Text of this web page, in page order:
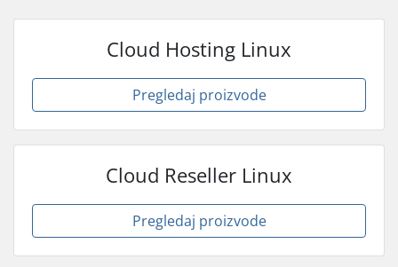
Cloud Hosting Linux
Pregledaj proizvode
Cloud Reseller Linux
Pregledaj proizvode